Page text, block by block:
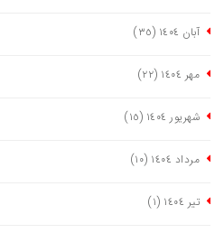
آبان ١٤٠٤ (٣٥)
مهر ١٤٠٤ (٢٢)
شهریور ١٤٠٤ (١٥)
مرداد ١٤٠٤ (١٠)
تیر ١٤٠٤ (١)